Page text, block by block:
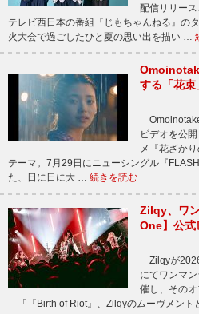
配信リリー
テレビ西日本の番組『じもちゃんねる』の
火大会で過ごしたひと夏の思い出を描い …
する「花束
ビデオを公
メ『花ざか
テーマ。7月29日にニューシングル『
た、日に日に大 … 続きを読む
Zilqy、ワ
One】公式
Zilqyが
にてワンマ
催し、そのオ
「『Birth of Riot』、Zilqyのムーヴメント